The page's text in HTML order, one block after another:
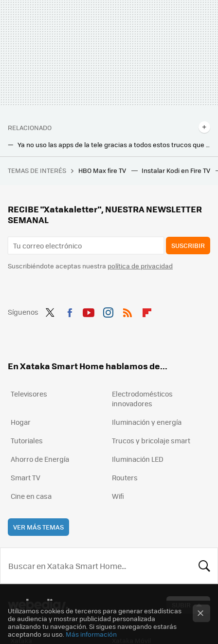
RELACIONADO
Ya no uso las apps de la tele gracias a todos estos trucos que he aprendido con el Apple TV
JVC lanza sus proyectores 4K nativos más pequeños del mundo. Dos titanes para montarnos un cine en casa
En Japón también hay funcionarios cuestionables: a este le despidieron por faltar 633 veces al trabajo para ir al gimnasio
TEMAS DE INTERÉS HBO Max fire TV Instalar Kodi en Fire TV
RECIBE "Xatakaletter", NUESTRA NEWSLETTER
SEMANAL
SUSCRIBIR
Suscribiéndote aceptas nuestra política de privacidad
Síguenos
En Xataka Smart Home hablamos de...
Televisores
Electrodomésticos
innovadores
Hogar
Iluminación y energía
Tutoriales
Trucos y bricolaje smart
Ahorro de Energía
Iluminación LED
Smart TV
Routers
Cine en casa
Wifi
VER MÁS TEMAS
Xataka
Utilizamos cookies de terceros para generar estadísticas
de audiencia y mostrar publicidad personalizada
analizando tu navegación. Si sigues navegando estarás
aceptando su uso. Más información